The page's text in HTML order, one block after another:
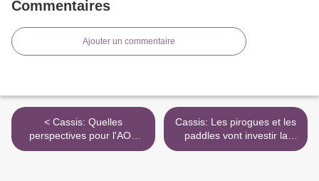
Commentaires
Ajouter un commentaire
< Cassis: Quelles
perspectives pour l'AOC
millésime 2016 ?
Cassis: Les pirogues et les
paddles vont investir la
Grande plage >